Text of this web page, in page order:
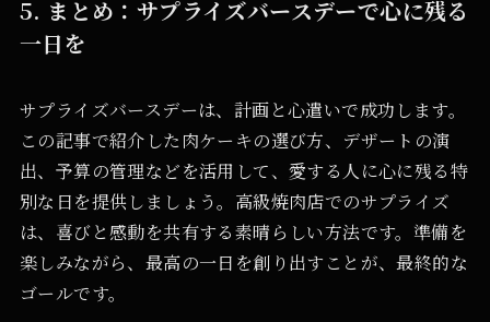
5. まとめ：サプライズバースデーで心に残る
一日を
サプライズバースデーは、計画と心遣いで成功します。
この記事で紹介した肉ケーキの選び方、デザートの演
出、予算の管理などを活用して、愛する人に心に残る特
別な日を提供しましょう。高級焼肉店でのサプライズ
は、喜びと感動を共有する素晴らしい方法です。準備を
楽しみながら、最高の一日を創り出すことが、最終的な
ゴールです。